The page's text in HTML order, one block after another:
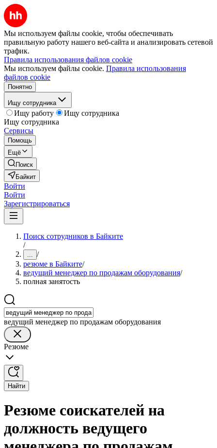
Мы используем файлы cookie, чтобы обеспечивать
правильную работу нашего веб-сайта и анализировать сетевой
трафик.
Правила использования файлов cookie
Мы используем файлы cookie. Правила использования
файлов cookie
Понятно
Ищу сотрудника
Ищу работу
Ищу сотрудника
Ищу сотрудника
Сервисы
Помощь
Ещё
Поиск
Байкит
Войти
Войти
Зарегистрироваться
Поиск сотрудников в Байките
/
... /
резюме в Байките/
ведущий менеджер по продажам оборудования/
полная занятость
ведущий менеджер по продажам оборудования
Резюме
Найти
Резюме соискателей на
должность ведущего